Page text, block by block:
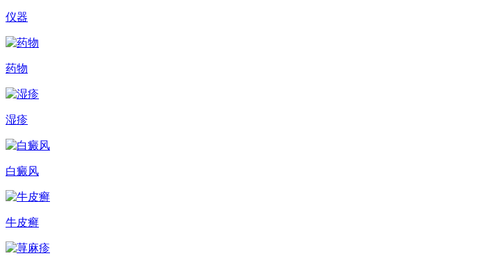
仪器
药物
湿疹
白癜风
牛皮癣